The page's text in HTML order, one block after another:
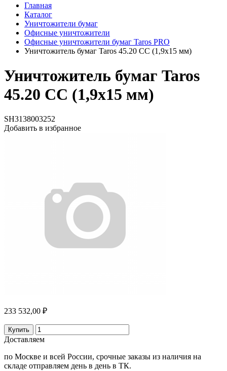
Главная
Каталог
Уничтожители бумаг
Офисные уничтожители
Офисные уничтожители бумаг Taros PRO
Уничтожитель бумаг Taros 45.20 CC (1,9х15 мм)
Уничтожитель бумаг Taros
45.20 CC (1,9х15 мм)
SH3138003252
Добавить в избранное
233 532,00 ₽
Купить
Доставляем
по Москве и всей России, срочные заказы из наличия на
складе отправляем день в день в ТК.